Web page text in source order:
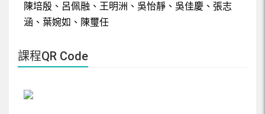
陳培殷、呂佩融、王明洲、吳怡靜、吳佳慶、張志
涵、葉婉如、陳璽任
課程QR Code